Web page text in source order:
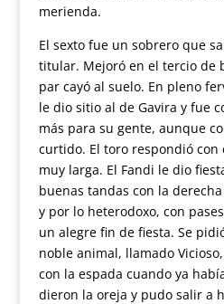
merienda.
El sexto fue un sobrero que
titular. Mejoró en el tercio de
par cayó al suelo. En pleno
le dio sitio al de Gavira y fue
más para su gente, aunque
curtido. El toro respondió con
muy larga. El Fandi le dio
buenas tandas con la
y por lo heterodoxo, con
un alegre fin de fiesta. Se
noble animal, llamado
con la espada cuando ya
dieron la oreja y pudo salir a